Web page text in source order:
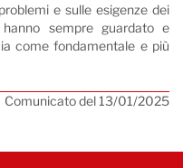
e sulle esigenze dei
sempre guardato e
come fondamentale e più
Comunicato del 13/01/2025